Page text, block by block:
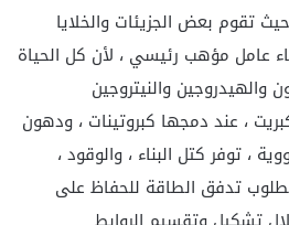
تقوم بعض الجزيئات والخلايا
عامل مؤهب رئيسي ، لأن كل الحياة
والهيدروجين والنيتروجين
، عند دمجها كبروتينات ، ودهون
، توفر كتل البناء ، والوقود ،
تدفق الطاقة للحفاظ على